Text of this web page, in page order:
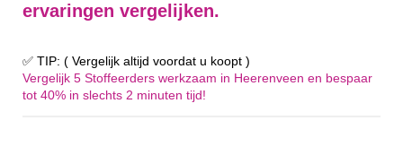
ervaringen vergelijken.
✅ TIP: ( Vergelijk altijd voordat u koopt )
Vergelijk 5 Stoffeerders werkzaam in Heerenveen en bespaar
tot 40% in slechts 2 minuten tijd!